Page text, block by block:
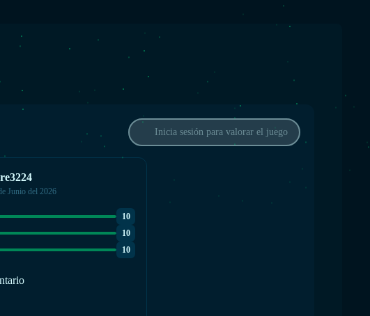
Inicia sesión para valorar el juego
Junio del 2026
10
10
10